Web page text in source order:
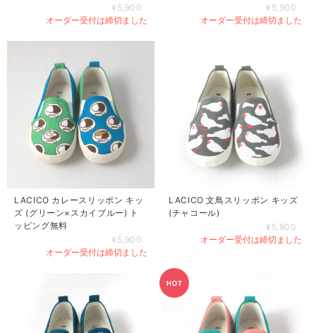
¥5,900
オーダー受付は締切ました
¥5,900
オーダー受付は締切ました
LACICO カレースリッポン キッ
ズ (グリーン×スカイブルー) ト
ッピング無料
¥5,900
オーダー受付は締切ました
LACICO 文鳥スリッポン キッズ
(チャコール)
¥5,900
オーダー受付は締切ました